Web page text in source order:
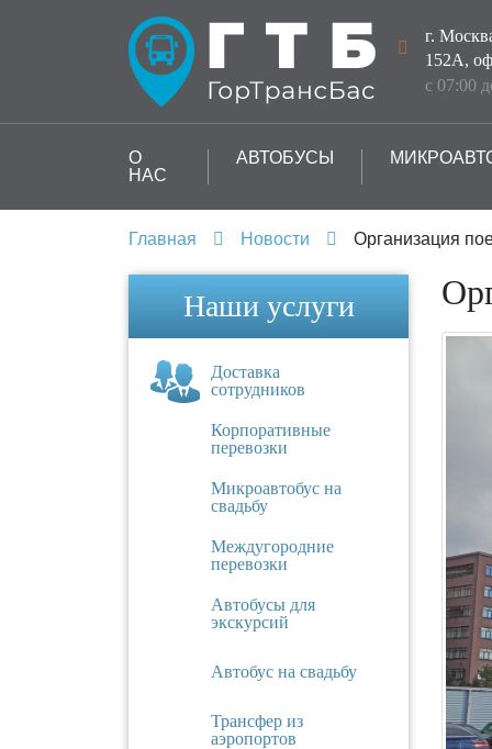
г.
152А,
с 07:00
О
НАС
АВТОБУСЫ
Главная Новости Организация
Наши услуги
Доставка
сотрудников
Корпоративные
перевозки
Микроавтобус на
свадьбу
Междугородние
перевозки
Автобусы для
экскурсий
Автобус на свадьбу
Трансфер из
аэропортов